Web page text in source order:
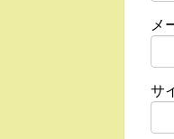
メ
サ